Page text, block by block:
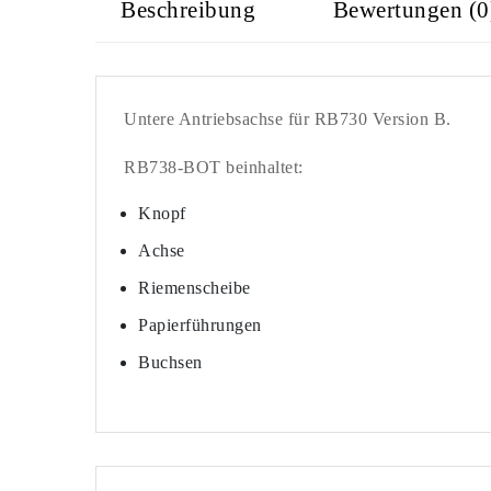
Beschreibung Bewertungen
Untere Antriebsachse für RB730 Version B.
RB738-BOT beinhaltet:
Knopf
Achse
Riemenscheibe
Papierführungen
Buchsen